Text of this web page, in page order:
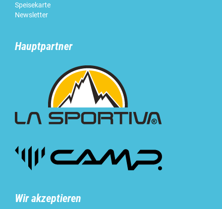
Speisekarte
Newsletter
Hauptpartner
Wir akzeptieren